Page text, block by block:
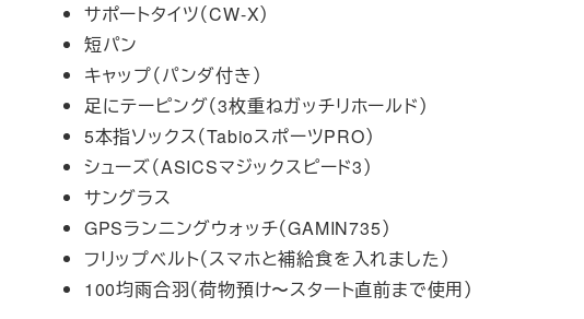
サポートタイツ（CW-X）
短パン
キャップ（パンダ付き）
足にテーピング（3枚重ねガッチリホールド）
5本指ソックス（TabioスポーツPRO）
シューズ（ASICSマジックスピード3）
サングラス
GPSランニングウォッチ（GAMIN735）
フリップベルト（スマホと補給食を入れました）
100均雨合羽（荷物預け〜スタート直前まで使用）